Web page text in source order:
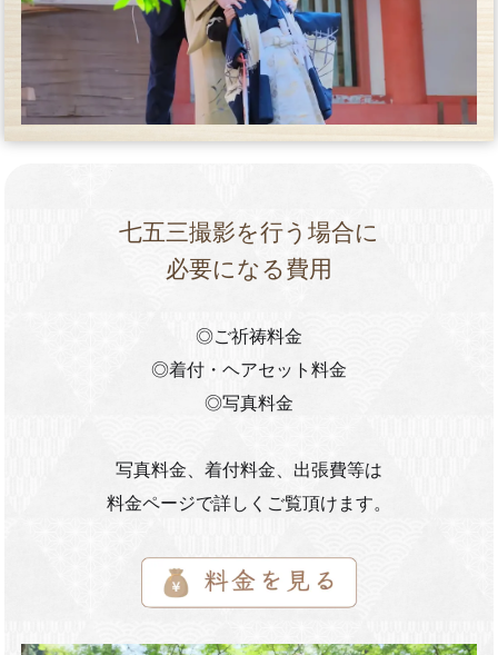
七五三撮影を行う場合に
必要になる費用
◎ご祈祷料金
◎着付・ヘアセット料金
◎写真料金
写真料金、着付料金、出張費等は
料金ページで詳しくご覧頂けます。